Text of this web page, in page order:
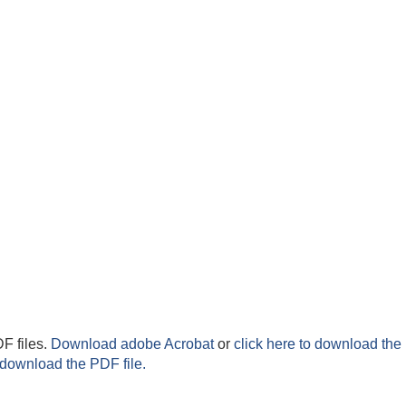
files. Download adobe Acrobator click here to download the
the PDF file.